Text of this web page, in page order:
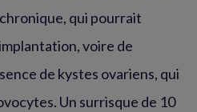
qui pourrait
voire de
de kystes ovariens, qui
Un surrisque de 10